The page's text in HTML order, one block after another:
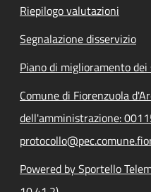
Riepilogo valutazioni
Segnalazione disservizio
Piano di miglioramento dei
Comune di Fiorenzuola
dell'amministrazione:
Powered by Sportello